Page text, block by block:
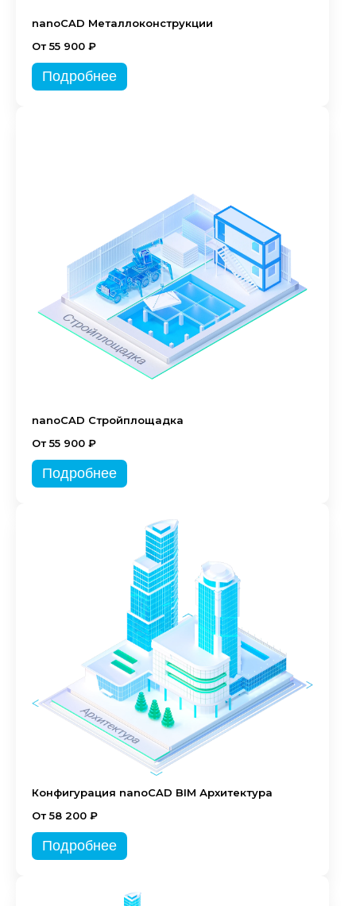
nanoCAD Металлоконструкции
От 55 900 ₽
Подробнее
nanoCAD Стройплощадка
От 55 900 ₽
Подробнее
Конфигурация nanoCAD BIM Архитектура
От 58 200 ₽
Подробнее